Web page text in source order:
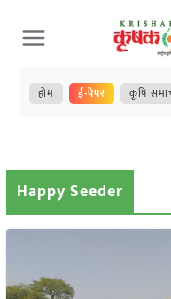
Skip
to
content
होम ई-पेपर कृषि
Happy Seeder